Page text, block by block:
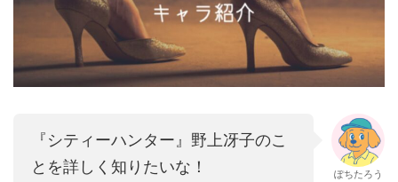
『シティーハンター』野上冴子のこ
とを詳しく知りたいな！
ぽちたろう